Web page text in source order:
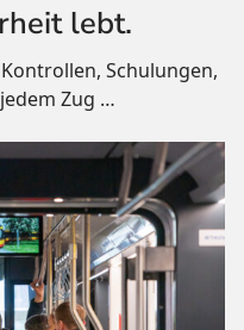
lebt.
Schulungen,
Zug …